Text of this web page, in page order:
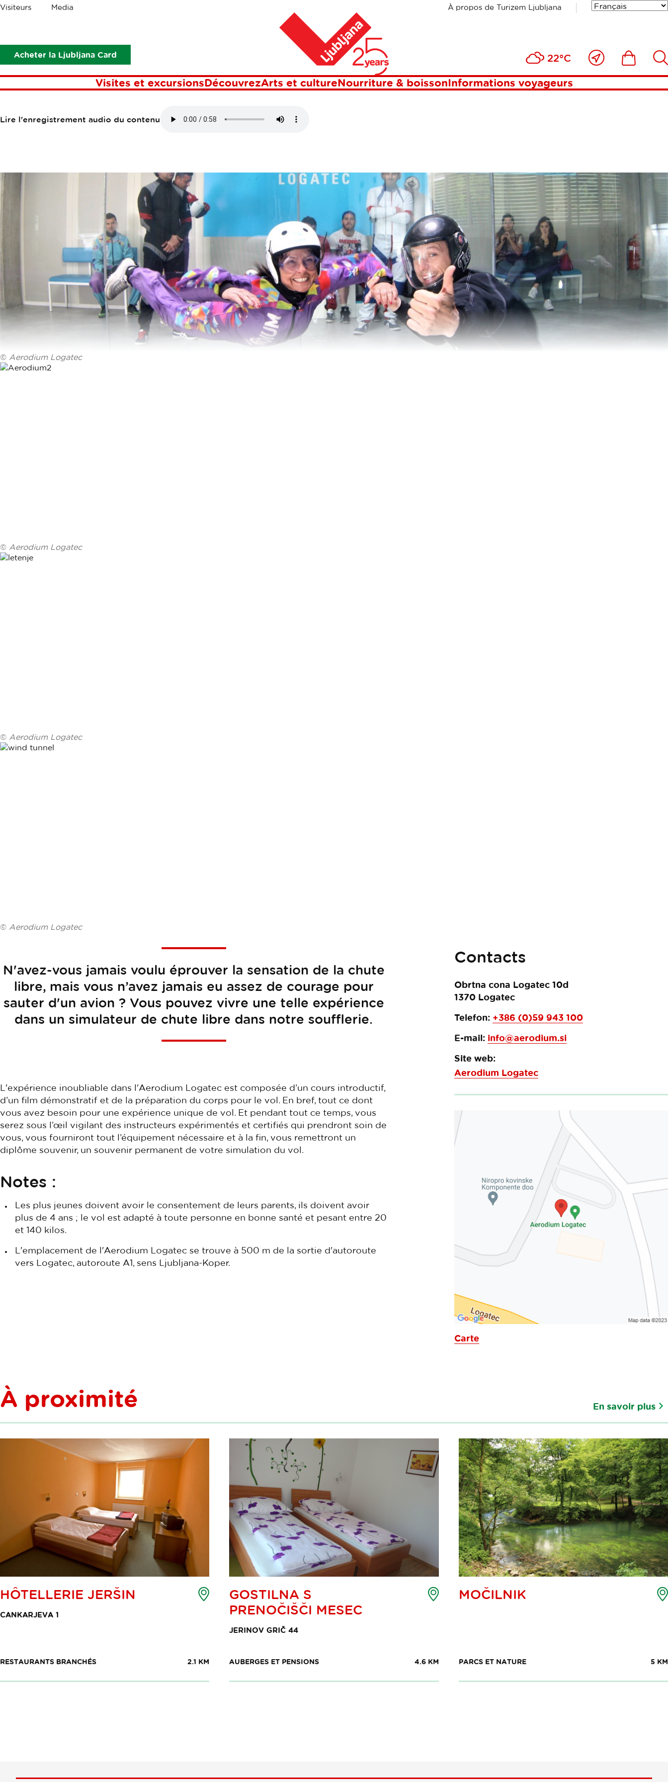
Visiteurs Media À propos de Turizem Ljubljana
Acheter la Ljubljana Card 22°C
Près
de
moi
Visites et excursionsDécouvrezArts et cultureNourriture & boissonInformations voyageurs
Les
AERODIUM LOGATEC
Lire l'enregistrement audio du contenu
© Aerodium Logatec
© Aerodium Logatec
© Aerodium Logatec
© Aerodium Logatec
N'avez-vous jamais voulu éprouver la sensation de la chute
libre, mais vous n’avez jamais eu assez de courage pour
sauter d'un avion ? Vous pouvez vivre une telle expérience
dans un simulateur de chute libre dans notre soufflerie.
L'expérience inoubliable dans l'Aerodium Logatec est composée d’un cours introductif,
d’un film démonstratif et de la préparation du corps pour le vol. En bref, tout ce dont
vous avez besoin pour une expérience unique de vol. Et pendant tout ce temps, vous
serez sous l’œil vigilant des instructeurs expérimentés et certifiés qui prendront soin de
vous, vous fourniront tout l’équipement nécessaire et à la fin, vous remettront un
diplôme souvenir, un souvenir permanent de votre simulation du vol.
Notes :
Les plus jeunes doivent avoir le consentement de leurs parents, ils doivent avoir
plus de 4 ans ; le vol est adapté à toute personne en bonne santé et pesant entre 20
et 140 kilos.
L'emplacement de l'Aerodium Logatec se trouve à 500 m de la sortie d'autoroute
vers Logatec, autoroute A1, sens Ljubljana-Koper.
Contacts
Obrtna cona Logatec 10d
1370 Logatec
Telefon: +386 (0)59 943 100
E-mail: info@aerodium.si
Site web:
Aerodium Logatec
Carte
À proximité
HÔTELLERIE JERŠIN
Carte
points
CANKARJEVA 1
RESTAURANTS BRANCHÉS 2.1 KM
GOSTILNA S
PRENOČIŠČI MESEC
Carte
JERINOV GRIČ 44
AUBERGES ET PENSIONS 4.6 KM
MOČILNIK
PARCS ET NATURE 5 KM
En savoir plus